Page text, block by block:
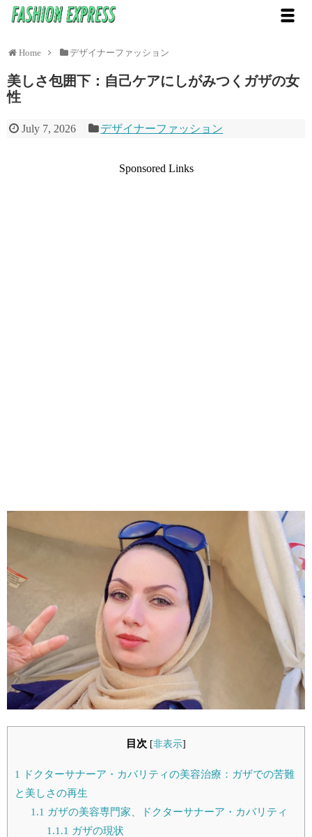
Home デザイナーファッション
美しさ包囲下：自己ケアにしがみつくガザの女
性
July 7, 2026 デザイナーファッション
Sponsored Links
目次 [非表示]
1
ドクターサナーア・カバリティの美容治療：ガザでの苦難
と美しさの再生
1.1 ガザの美容専門家、ドクターサナーア・カバリティ
1.1.1 ガザの現状